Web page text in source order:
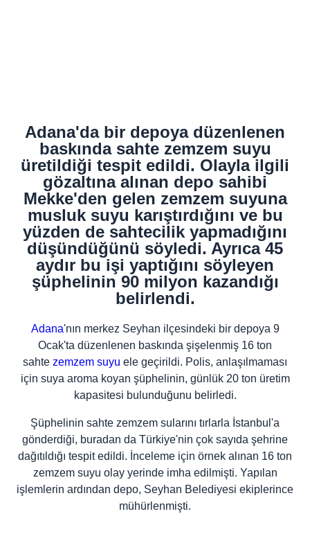
Adana'da bir depoya düzenlenen
baskında sahte zemzem suyu
üretildiği tespit edildi. Olayla ilgili
gözaltına alınan depo sahibi
Mekke'den gelen zemzem suyuna
musluk suyu karıştırdığını ve bu
yüzden de sahtecilik yapmadığını
düşündüğünü söyledi. Ayrıca 45
aydır bu işi yaptığını söyleyen
şüphelinin 90 milyon kazandığı
belirlendi.
Adana'nın merkez Seyhan ilçesindeki bir depoya 9
Ocak'ta düzenlenen baskında şişelenmiş 16 ton
sahte zemzem suyu ele geçirildi. Polis, anlaşılmaması
için suya aroma koyan şüphelinin, günlük 20 ton üretim
kapasitesi bulunduğunu belirledi.
Şüphelinin sahte zemzem sularını tırlarla İstanbul'a
gönderdiği, buradan da Türkiye'nin çok sayıda şehrine
dağıtıldığı tespit edildi. İnceleme için örnek alınan 16 ton
zemzem suyu olay yerinde imha edilmişti. Yapılan
işlemlerin ardından depo, Seyhan Belediyesi ekiplerince
mühürlenmişti.